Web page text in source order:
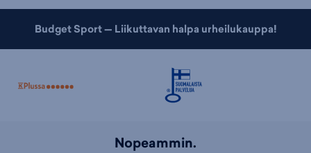
Budget Sport — Liikuttavan halpa urheilukauppa!
Nopeammin.